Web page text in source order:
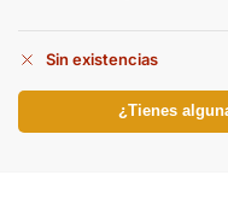
Sin existencias
¿Tienes